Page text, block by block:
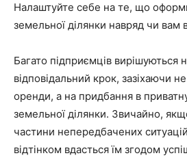
Налаштуйте себе на те, що
земельної ділянки навряд чи вам
Багато підприємців вирішуються
відповідальний крок, зазіхаючи
оренди, а на придбання в
земельної ділянки. Звичайно,
частини непередбачених
відтінком вдасться їм згодом